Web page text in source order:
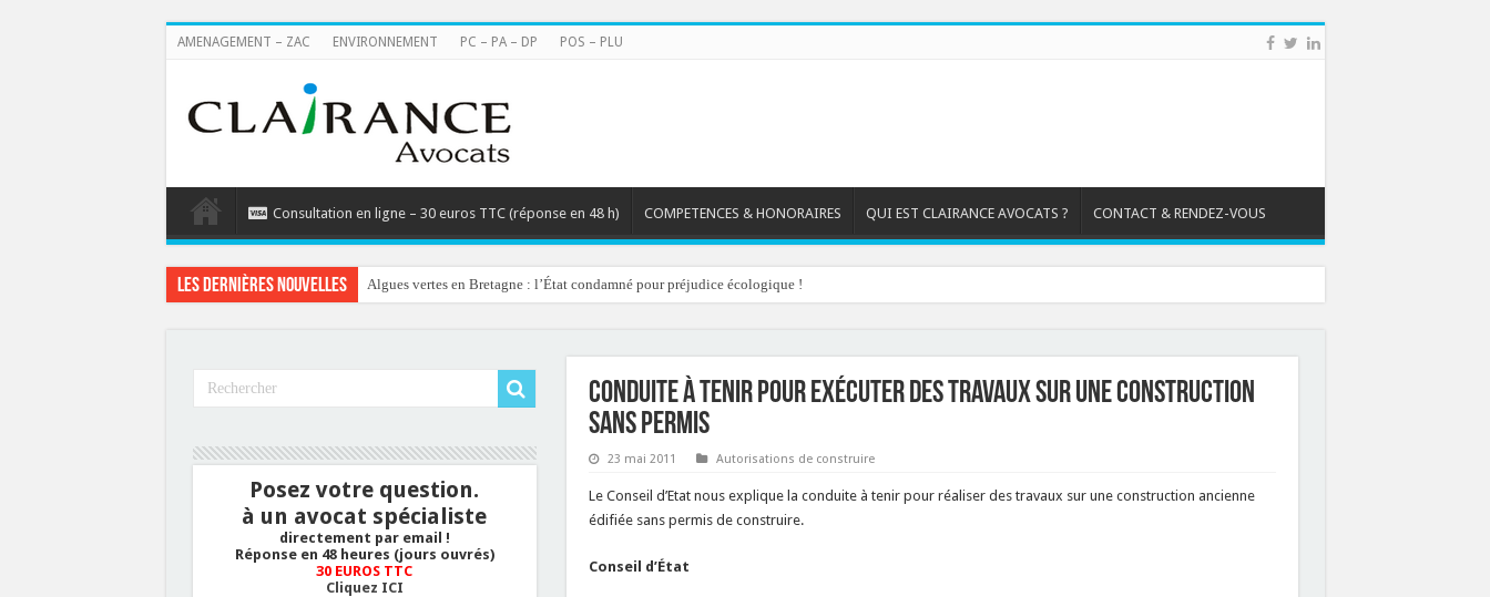
AMENAGEMENT – ZAC ENVIRONNEMENT PC – PA – DP POS – PLU
Consultation en ligne – 30 euros TTC (réponse en 48 h) COMPETENCES & HONORAIRES QUI EST CLAIRANCE AVOCATS ? CONTACT & RENDEZ-VOUS
Les dernières nouvelles Algues vertes en Bretagne : l’État condamné pour préjudice écologique !
Conduite à tenir pour exécuter des travaux sur une construction
sans permis
23 mai 2011 Autorisations de construire
Le Conseil d’Etat nous explique la conduite à tenir pour réaliser des travaux sur une construction ancienne
édifiée sans permis de construire.
Conseil d’État
Posez votre question.
à un avocat spécialiste
directement par email !
Réponse en 48 heures (jours ouvrés)
30 EUROS TTC
Cliquez ICI